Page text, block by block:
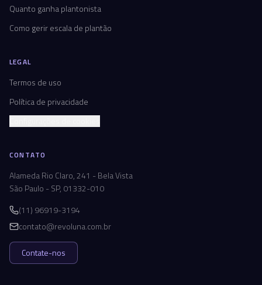
Quanto ganha plantonista
Como gerir escala de plantão
LEGAL
Termos de uso
Política de privacidade
CONTATO
Alameda Rio Claro, 241 - Bela Vista
São Paulo - SP, 01332-010
(11) 96919-3194
contato@revoluna.com.br
Contate-nos